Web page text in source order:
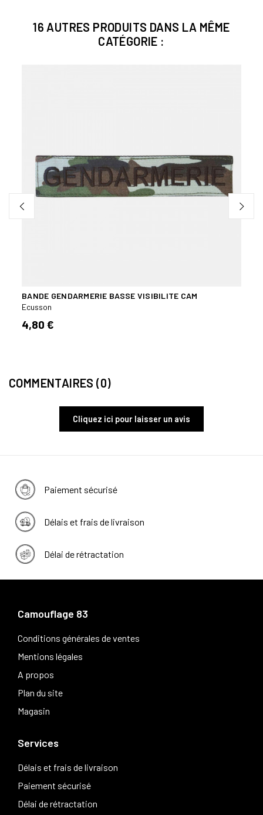
16 AUTRES PRODUITS DANS LA MÊME
CATÉGORIE :
BANDE GENDARMERIE BASSE VISIBILITE CAM
Ecusson
4,80 €
COMMENTAIRES (0)
Cliquez ici pour laisser un avis
Paiement sécurisé
Délais et frais de livraison
Délai de rétractation
Camouflage 83
Conditions générales de ventes
Mentions légales
A propos
Plan du site
Magasin
Services
Délais et frais de livraison
Paiement sécurisé
Délai de rétractation